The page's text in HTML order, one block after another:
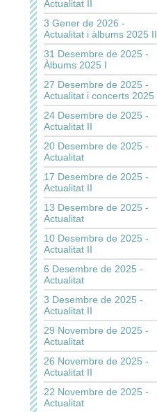
Actualitat II
3 Gener de 2026 -
Actualitat i àlbums 2025 II
31 Desembre de 2025 -
Àlbums 2025 I
27 Desembre de 2025 -
Actualitat i concerts 2025
24 Desembre de 2025 -
Actualitat II
20 Desembre de 2025 -
Actualitat
17 Desembre de 2025 -
Actualitat II
13 Desembre de 2025 -
Actualitat
10 Desembre de 2025 -
Actualitat II
6 Desembre de 2025 -
Actualitat
3 Desembre de 2025 -
Actualitat II
29 Novembre de 2025 -
Actualitat
26 Novembre de 2025 -
Actualitat II
22 Novembre de 2025 -
Actualitat